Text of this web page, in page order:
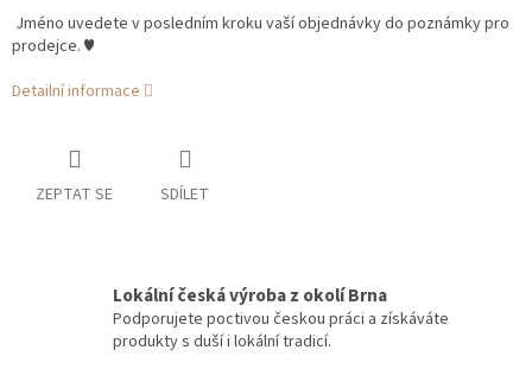
Jméno uvedete v posledním kroku vaší objednávky do poznámky pro
prodejce. ♥
Detailní informace
ZEPTAT SE SDÍLET
Lokální česká výroba z okolí Brna
Podporujete poctivou českou práci a získáváte
produkty s duší i lokální tradicí.